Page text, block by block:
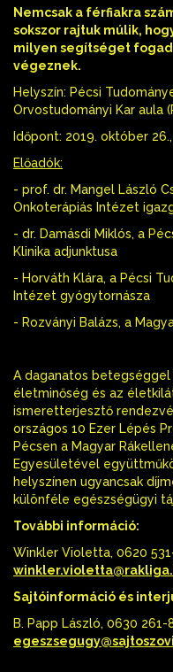
Nemcsak a férfiakra
sokszor rajtuk múlik,
milyen segítséget
végeznek.
Helyszín: Pécsi
Orvostudományi Kar aula
Időpont: 2019. október
Előadók:
- prof. dr. Mangel László
Onkoterápiás Intézet
- dr. Damásdi Miklós, a
Klinika adjunktusa
- Horváth Klára, a Pécsi
Intézet gyógytornásza
- Rozványi Balázs, a
A daganatos
életminőség és az
ismeretterjesztő
országos 10 Ezer Lépés
Pécsen a Magyar
Egyesületével
helyszínen ugyancsak
különféle egészségügyi
További információ:
Winkler Violetta, 0620
Sajtóinformáció és
B. Papp László, 0630 261-